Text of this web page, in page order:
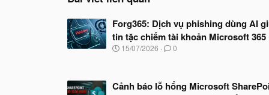
Forg365: Dịch vụ phishing dùng AI
tin tặc chiếm tài khoản Microsoft 365
N
b
15/07/2026 0
Cảnh báo lỗ hổng Microsoft